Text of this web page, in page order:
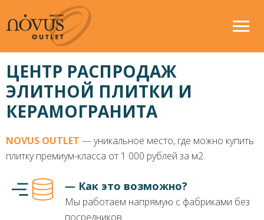
ЦЕНТР РАСПРОДАЖ
ЭЛИТНОЙ ПЛИТКИ И
КЕРАМОГРАНИТА
NOVUS OUTLET ― уникальное место, где можно купить
плитку премиум-класса от 1 000 рублей за м2.
― Как это возможно?
Мы работаем напрямую с фабриками без
посредников.